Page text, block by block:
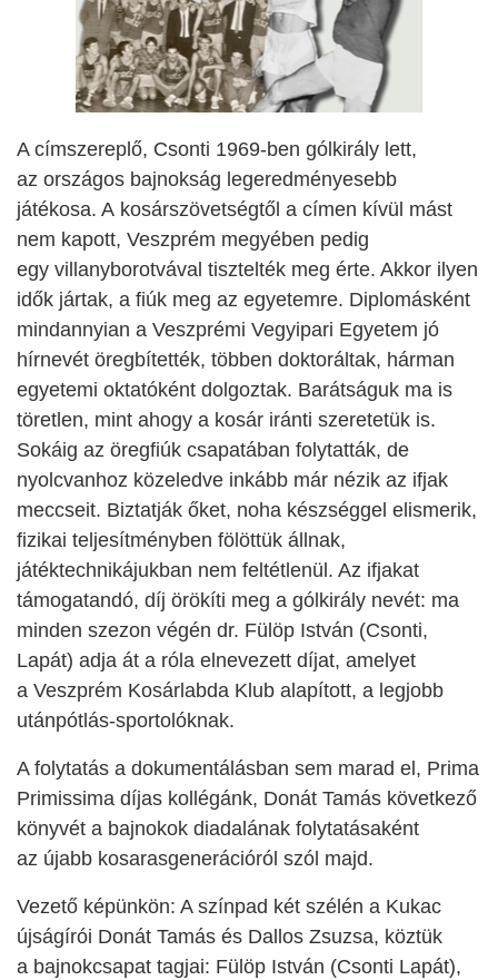
A címszereplő, Csonti 1969-ben gólkirály lett,
az országos bajnokság legeredményesebb
játékosa. A kosárszövetségtől a címen kívül mást
nem kapott, Veszprém megyében pedig
egy villanyborotvával tisztelték meg érte. Akkor ilyen
idők jártak, a fiúk meg az egyetemre. Diplomásként
mindannyian a Veszprémi Vegyipari Egyetem jó
hírnevét öregbítették, többen doktoráltak, hárman
egyetemi oktatóként dolgoztak. Barátságuk ma is
töretlen, mint ahogy a kosár iránti szeretetük is.
Sokáig az öregfiúk csapatában folytatták, de
nyolcvanhoz közeledve inkább már nézik az ifjak
meccseit. Biztatják őket, noha készséggel elismerik,
fizikai teljesítményben fölöttük állnak,
játéktechnikájukban nem feltétlenül. Az ifjakat
támogatandó, díj örökíti meg a gólkirály nevét: ma
minden szezon végén dr. Fülöp István (Csonti,
Lapát) adja át a róla elnevezett díjat, amelyet
a Veszprém Kosárlabda Klub alapított, a legjobb
utánpótlás-sportolóknak.
A folytatás a dokumentálásban sem marad el, Prima
Primissima díjas kollégánk, Donát Tamás következő
könyvét a bajnokok diadalának folytatásaként
az újabb kosarasgenerációról szól majd.
Vezető képünkön: A színpad két szélén a Kukac
újságírói Donát Tamás és Dallos Zsuzsa, köztük
a bajnokcsapat tagjai: Fülöp István (Csonti Lapát),